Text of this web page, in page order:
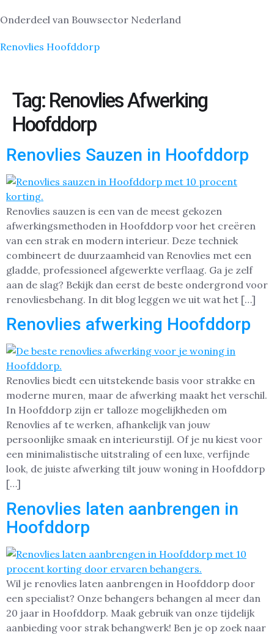
Onderdeel van Bouwsector Nederland
Renovlies Hoofddorp
Tag: Renovlies Afwerking
Hoofddorp
Renovlies Sauzen in Hoofddorp
Renovlies sauzen is een van de meest gekozen
afwerkingsmethoden in Hoofddorp voor het creëren
van een strak en modern interieur. Deze techniek
combineert de duurzaamheid van Renovlies met een
gladde, professioneel afgewerkte verflaag. Ga je zelf
aan de slag? Bekijk dan eerst de beste ondergrond voor
renovliesbehang. In dit blog leggen we uit wat het […]
Renovlies afwerking Hoofddorp
Renovlies biedt een uitstekende basis voor strakke en
moderne muren, maar de afwerking maakt het verschil.
In Hoofddorp zijn er talloze mogelijkheden om
Renovlies af te werken, afhankelijk van jouw
persoonlijke smaak en interieurstijl. Of je nu kiest voor
een minimalistische uitstraling of een luxe, verfijnde
look, de juiste afwerking tilt jouw woning in Hoofddorp
[…]
Renovlies laten aanbrengen in
Hoofddorp
Wil je renovlies laten aanbrengen in Hoofddorp door
een specialist? Onze behangers behangen al meer dan
20 jaar in Hoofddorp. Maak gebruik van onze tijdelijk
aanbieding voor strak behangwerk! Ben je op zoek naar